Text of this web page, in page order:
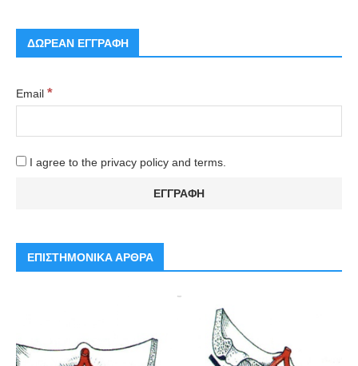
ΔΩΡΕΑΝ ΕΓΓΡΑΦΗ
Email *
I agree to the privacy policy and terms.
ΕΠΙΣΤΗΜΟΝΙΚΑ ΑΡΘΡΑ